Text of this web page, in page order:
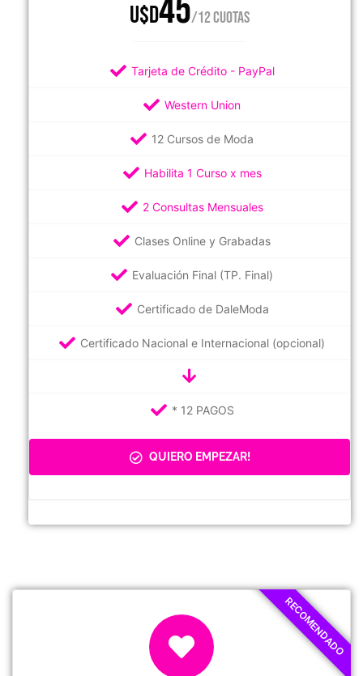
U$D45/12 CUOTAS
Tarjeta de Crédito - PayPal
Western Union
12 Cursos de Moda
Habilita 1 Curso x mes
2 Consultas Mensuales
Clases Online y Grabadas
Evaluación Final (TP. Final)
Certificado de DaleModa
Certificado Nacional e Internacional (opcional)
* 12 PAGOS
QUIERO EMPEZAR!